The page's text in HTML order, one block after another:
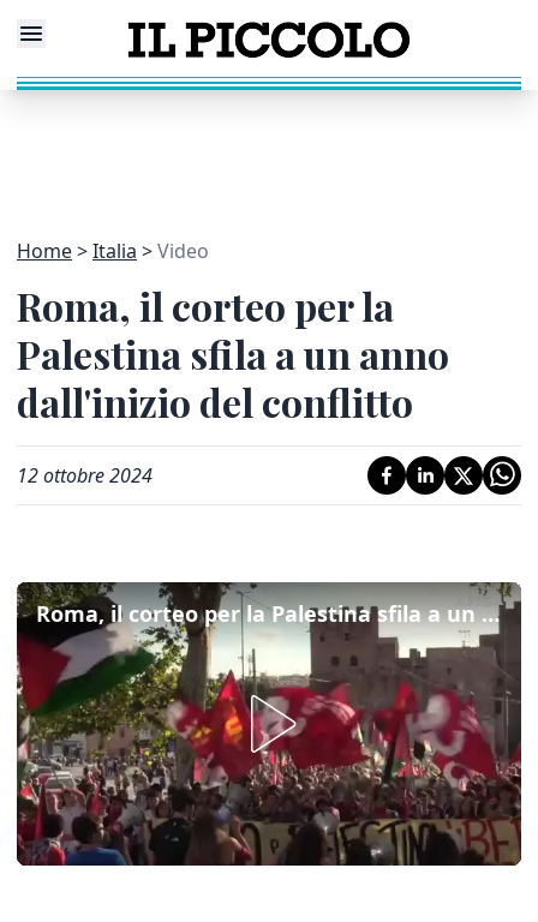
Home Italia Video
Roma, il corteo per la
Palestina sfila a un anno
dall'inizio del conflitto
12 ottobre 2024
Roma, il corteo per la Palestina sfila a un anno dall'inizio del conflitto